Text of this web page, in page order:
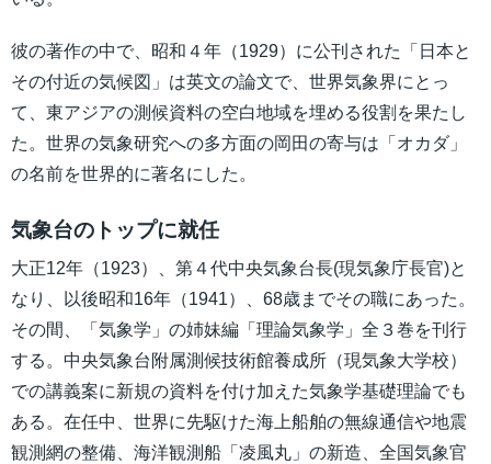
彼の著作の中で、昭和４年（1929）に公刊された「日本と
その付近の気候図」は英文の論文で、世界気象界にとっ
て、東アジアの測候資料の空白地域を埋める役割を果たし
た。世界の気象研究への多方面の岡田の寄与は「オカダ」
の名前を世界的に著名にした。
気象台のトップに就任
大正12年（1923）、第４代中央気象台長(現気象庁長官)と
なり、以後昭和16年（1941）、68歳までその職にあった。
その間、「気象学」の姉妹編「理論気象学」全３巻を刊行
する。中央気象台附属測候技術館養成所（現気象大学校）
での講義案に新規の資料を付け加えた気象学基礎理論でも
ある。在任中、世界に先駆けた海上船舶の無線通信や地震
観測網の整備、海洋観測船「凌風丸」の新造、全国気象官